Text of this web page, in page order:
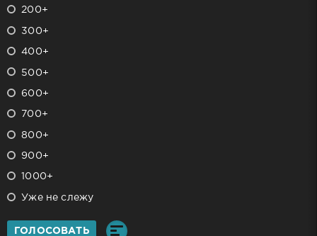
200+
300+
400+
500+
600+
700+
800+
900+
1000+
Уже не слежу
ГОЛОСОВАТЬ